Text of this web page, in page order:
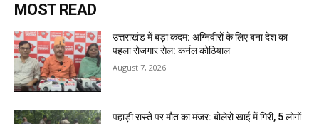
MOST READ
उत्तराखंड में बड़ा कदम: अग्निवीरों के लिए बना देश का
पहला रोजगार सेल: कर्नल कोठियाल
August 7, 2026
पहाड़ी रास्ते पर मौत का मंजर: बोलेरो खाई में गिरी, 5 लोगों